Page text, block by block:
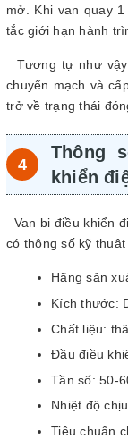
mở. Khi van quay
tắc giới hạn hành
Tương tự như
chuyển mạch và
trở về trạng thái
Thông
khiển
Van bi điều khiển
có thông số kỹ
Hãng sản
Kích thước:
Chất liệu:
Đầu điều
Tần số: 50-
Nhiệt độ
Tiêu chuẩn